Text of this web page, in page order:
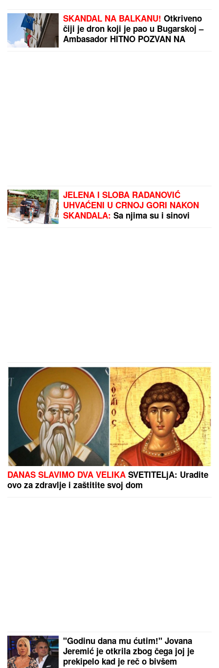
SKANDAL NA BALKANU! Otkriveno
čiji je dron koji je pao u Bugarskoj –
Ambasador HITNO POZVAN NA
JELENA I SLOBA RADANOVIĆ
UHVAĆENI U CRNOJ GORI NAKON
SKANDALA: Sa njima su i sinovi
DANAS SLAVIMO DVA VELIKA SVETITELjA: Uradite
ovo za zdravlje i zaštitite svoj dom
"Godinu dana mu ćutim!" Jovana
Jeremić je otkrila zbog čega joj je
prekipelo kad je reč o bivšem